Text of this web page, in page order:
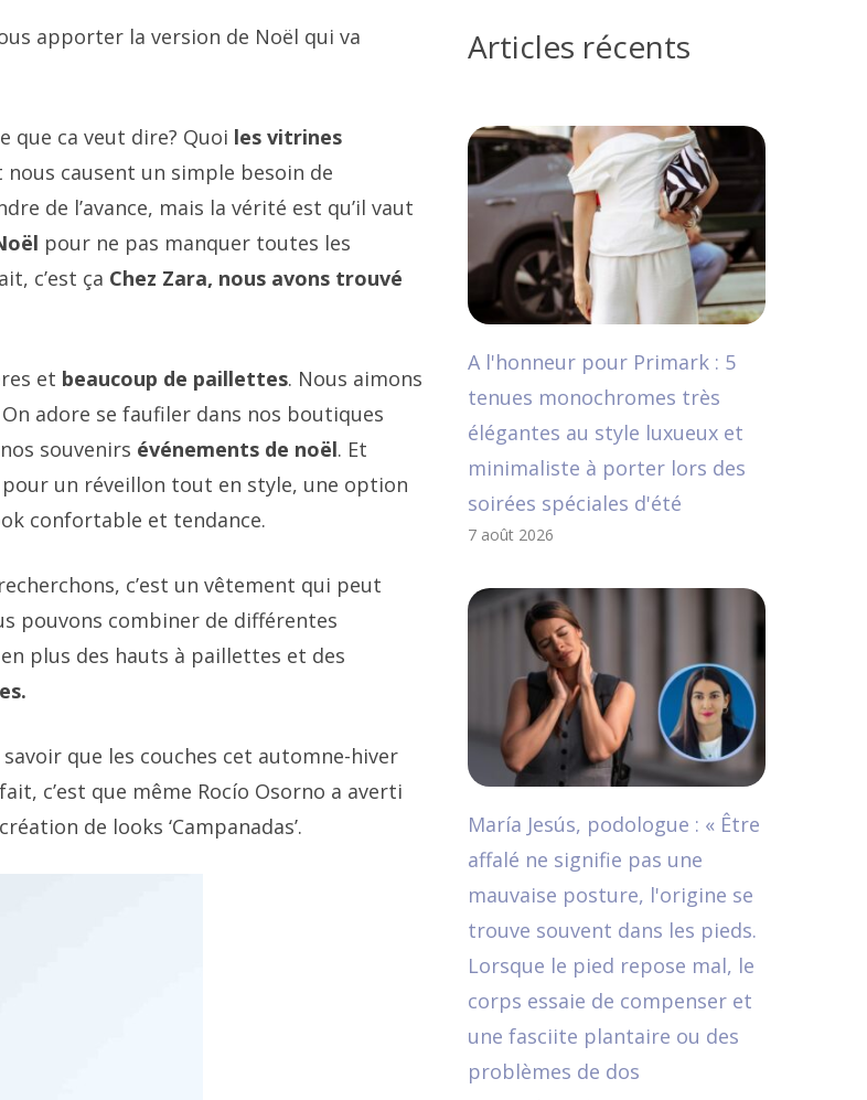
apporter la version de Noël qui va
que ca veut dire? Quoi les vitrines
causent un simple besoin de
de l’avance, mais la vérité est qu’il vaut
pour ne pas manquer toutes les
c’est ça Chez Zara, nous avons trouvé
et beaucoup de paillettes. Nous aimons
adore se faufiler dans nos boutiques
souvenirs événements de noël. Et
un réveillon tout en style, une option
confortable et tendance.
c’est un vêtement qui peut
pouvons combiner de différentes
plus des hauts à paillettes et des
que les couches cet automne-hiver
c’est que même Rocío Osorno a averti
de looks ‘Campanadas’.
Articles récents
A l'honneur pour Primark : 5
tenues monochromes très
élégantes au style luxueux et
minimaliste à porter lors des
soirées spéciales d'été
7 août 2026
María Jesús, podologue : « Être
affalé ne signifie pas une
mauvaise posture, l'origine se
trouve souvent dans les pieds.
Lorsque le pied repose mal, le
corps essaie de compenser et
une fasciite plantaire ou des
problèmes de dos